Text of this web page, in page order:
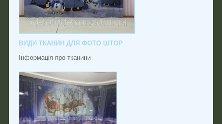
ВИДИ ТКАНИН ДЛЯ ФОТО ШТОР
Інформація про тканини